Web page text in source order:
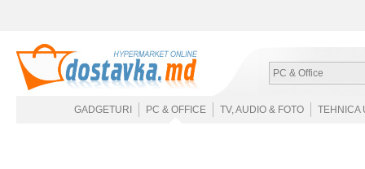
PC & Office
GADGETURI PC & OFFICE TV, AUDIO & FOTO TEHNICA